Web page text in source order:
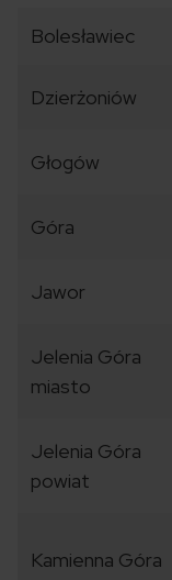
Bolesławiec
Dzierżoniów
Głogów
Góra
Jawor
Jelenia Góra
miasto
Jelenia Góra
powiat
Kamienna Góra